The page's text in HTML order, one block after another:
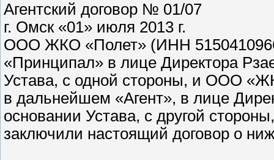
Агентский договор № 01/07
г. Омск «01» июля 2013 г.
ООО ЖКО «Полет» (ИНН
«Принципал» в лице Директора
Устава, с одной стороны, и ООО
в дальнейшем «Агент», в лице
основании Устава, с другой
заключили настоящий договор о